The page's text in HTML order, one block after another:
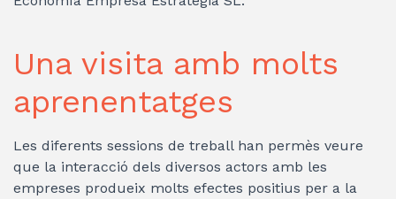
Una visita amb molts
aprenentatges
Les diferents sessions de treball han permès veure
que la interacció dels diversos actors amb les
empreses produeix molts efectes positius per a la